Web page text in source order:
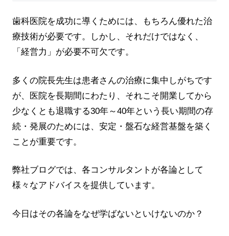
歯科医院を成功に導くためには、もちろん優れた治
療技術が必要です。しかし、それだけではなく、
「経営力」が必要不可欠です。
多くの院長先生は患者さんの治療に集中しがちです
が、医院を長期間にわたり、それこそ開業してから
少なくとも退職する30年～40年という長い期間の存
続・発展のためには、安定・盤石な経営基盤を築く
ことが重要です。
弊社ブログでは、各コンサルタントが各論として
様々なアドバイスを提供しています。
今日はその各論をなぜ学ばないといけないのか？